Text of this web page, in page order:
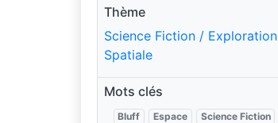
Thème
Science Fiction / Exploration
Spatiale
Mots clés
Bluff Espace
Science Fiction